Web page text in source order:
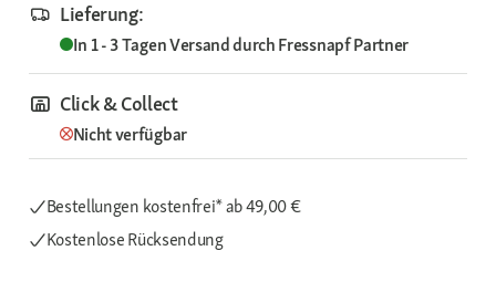
Lieferung:
In 1 - 3 TagenVersand durchFressnapf Partner
Click & Collect
Nicht verfügbar
Bestellungen kostenfrei*ab 49,00 €
Kostenlose Rücksendung